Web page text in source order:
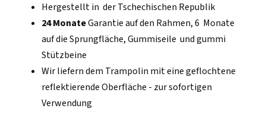
Hergestellt in der Tschechischen Republik
24 MonateGarantie auf den Rahmen, 6 Monate
auf die Sprungfläche, Gummiseile und gummi
Stützbeine
Wir liefern dem Trampolin mit eine geflochtene
reflektierende Oberfläche - zur sofortigen
Verwendung